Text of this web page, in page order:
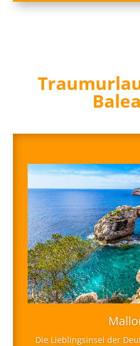
Die Lieblingsinsel der